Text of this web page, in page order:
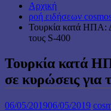
Αρχική
ροή ειδήσεων
Τουρκία κατά ΗΠΑ:
τους S-400
Τουρκία κατά
σε κυρώσεις για
06/05/201906/05/2019